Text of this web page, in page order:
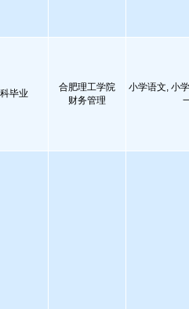
毕业
合肥理工学院
财务管理
小学语文, 小